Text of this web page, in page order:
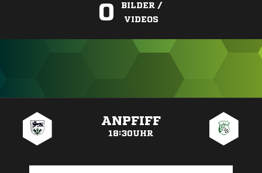
0
BILDER /
VIDEOS
ANPFIFF
18:30UHR